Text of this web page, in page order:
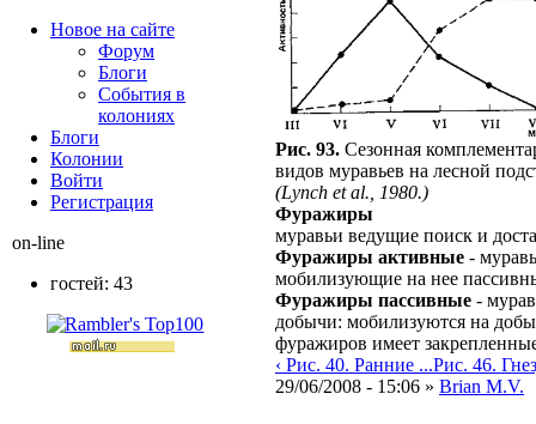
Рис. 93. Сезонная
видов муравьев на лесной
(Lynch et al., 1980.)
Фуражиры
муравьи ведущие поиск и
Фуражиры активные -
мобилизующие на нее
Фуражиры пассивные -
добычи: мобилизуются на
фуражиров имеет
‹ Рис. 40. Ранние ...Рис. 46.
29/06/2008 - 15:06 » Brian M.V.
Новое на сайте
Форум
Блоги
События в
колониях
Блоги
Колонии
Войти
Peгиcтpaция
on-line
гостей: 43